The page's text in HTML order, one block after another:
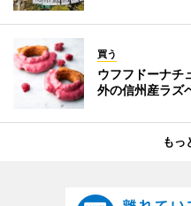
買う
ウフフドーナ
外の信州産ラズ
もっ